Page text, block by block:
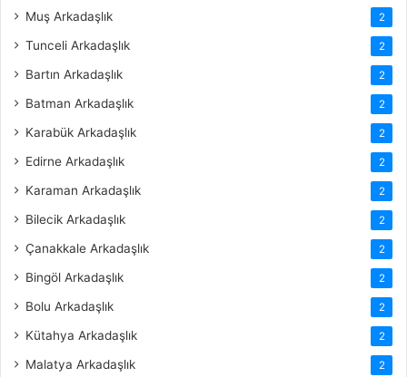
Muş Arkadaşlık 2
Tunceli Arkadaşlık 2
Bartın Arkadaşlık 2
Batman Arkadaşlık 2
Karabük Arkadaşlık 2
Edirne Arkadaşlık 2
Karaman Arkadaşlık 2
Bilecik Arkadaşlık 2
Çanakkale Arkadaşlık 2
Bingöl Arkadaşlık 2
Bolu Arkadaşlık 2
Kütahya Arkadaşlık 2
Malatya Arkadaşlık 2